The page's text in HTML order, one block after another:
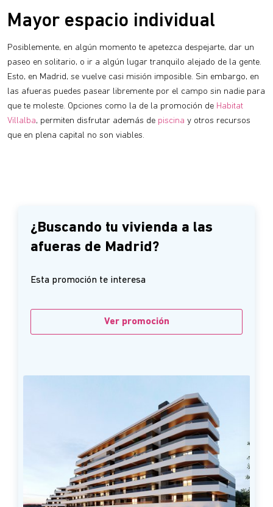
Mayor espacio individual
Posiblemente, en algún momento te apetezca despejarte, dar un
paseo en solitario, o ir a algún lugar tranquilo alejado de la gente.
Esto, en Madrid, se vuelve casi misión imposible. Sin embargo, en
las afueras puedes pasear libremente por el campo sin nadie para
que te moleste. Opciones como la de la promoción de Habitat
Villalba, permiten disfrutar además de piscina y otros recursos
que en plena capital no son viables.
¿Buscando tu vivienda a las
afueras de Madrid?
Esta promoción te interesa
Ver promoción